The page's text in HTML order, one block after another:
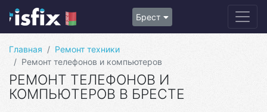
Брест
Главная
Ремонт техники
Ремонт телефонов и компьютеров
РЕМОНТ ТЕЛЕФОНОВ И
КОМПЬЮТЕРОВ В БРЕСТЕ